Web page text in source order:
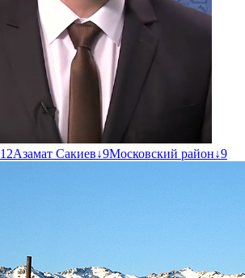
12Азамат Сакиев↓9Московский район↓9